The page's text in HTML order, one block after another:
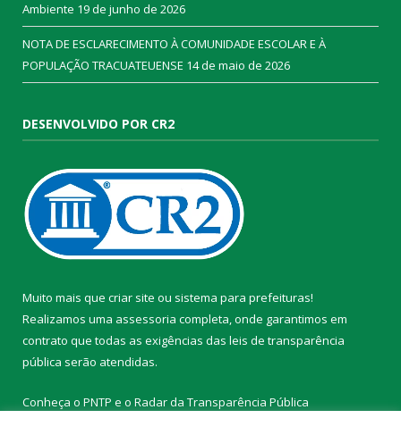
Ambiente 19 de junho de 2026
NOTA DE ESCLARECIMENTO À COMUNIDADE ESCOLAR E À
POPULAÇÃO TRACUATEUENSE 14 de maio de 2026
DESENVOLVIDO POR CR2
Muito mais que criar site ou sistema para prefeituras!
Realizamos uma assessoria completa, onde garantimos em
contrato que todas as exigências das leis de transparência
pública serão atendidas.
Conheça o PNTP e o Radar da Transparência Pública